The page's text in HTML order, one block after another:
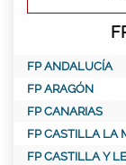
FP ANDALUCÍA
FP ARAGÓN
FP CANARIAS
FP CASTILLA LA
FP CASTILLA Y